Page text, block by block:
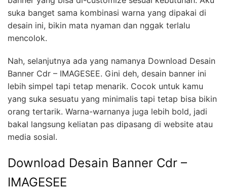
suka banget sama kombinasi warna yang dipakai di
desain ini, bikin mata nyaman dan nggak terlalu
mencolok.
Nah, selanjutnya ada yang namanya Download Desain
Banner Cdr – IMAGESEE. Gini deh, desain banner ini
lebih simpel tapi tetap menarik. Cocok untuk kamu
yang suka sesuatu yang minimalis tapi tetap bisa bikin
orang tertarik. Warna-warnanya juga lebih bold, jadi
bakal langsung keliatan pas dipasang di website atau
media sosial.
Download Desain Banner Cdr –
IMAGESEE